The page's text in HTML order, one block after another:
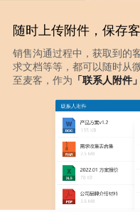
随时上传附件，保存
销售沟通过程中，获取到的
求文档等等，都可以随时从
至麦客，作为 「联系人附件」